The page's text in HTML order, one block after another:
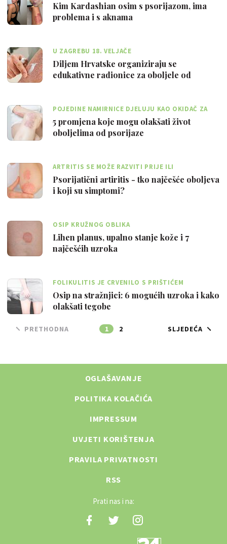
Kim Kardashian osim s psorijazom, ima
problema i s aknama
U ZAGREBU 18. VELJAČE
Diljem Hrvatske organiziraju se
edukativne radionice za oboljele od
POJEDINE NAMIRNICE DJELUJU KAO OKIDAČ ZA
RASPLAMSAVANJE BOLESTI
5 promjena koje mogu olakšati život
oboljelima od psorijaze
ARTRITIS SE MOŽE RAZVITI PRIJE ILI
ISTOVREMENO S PSORIJAZOM
Psorijatični artiritis - tko najčešće oboljeva
i koji su simptomi?
OSIP KRUŽNOG OBLIKA
Lihen planus, upalno stanje kože i 7
najčešćih uzroka
FOLIKULITIS JE CRVENILO S PRIŠTIĆEM
Osip na stražnjici: 6 mogućih uzroka i kako
olakšati tegobe
PRETHODNA 1 2 SLJEDEĆA
OGLAŠAVANJE
POLITIKA KOLAČIĆA
IMPRESSUM
UVJETI KORIŠTENJA
PRAVILA PRIVATNOSTI
RSS
Prati nas i na: